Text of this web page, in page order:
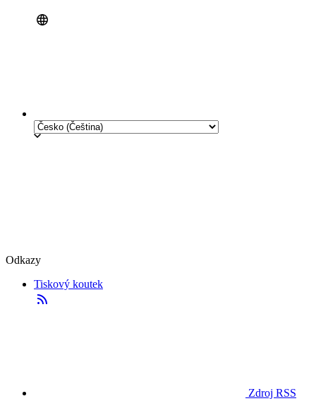
Odkazy
Tiskový koutek
Zdroj RSS